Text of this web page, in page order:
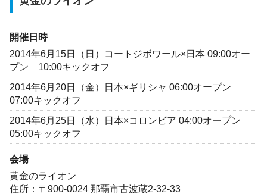
開催日時
2014年6月15日（日）コートジボワール×日本 09:00オー
プン 10:00キックオフ
2014年6月20日（金）日本×ギリシャ 06:00オープン
07:00キックオフ
2014年6月25日（水）日本×コロンビア 04:00オープン
05:00キックオフ
会場
黄金のライオン
住所：〒900-0024 那覇市古波蔵2-32-33